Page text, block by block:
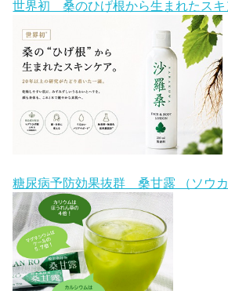
世界初 桑のひげ根から生まれたスキ
糖尿病予防効果抜群 桑甘露 （ソウカ